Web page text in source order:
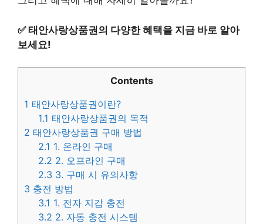
✅태안사랑상품권의 다양한 혜택을 지금 바로 알아
보세요!
Contents
1 태안사랑상품권이란?
1.1 태안사랑상품권의 목적
2 태안사랑상품권 구매 방법
2.1 1. 온라인 구매
2.2 2. 오프라인 구매
2.3 3. 구매 시 유의사항
3 충전 방법
3.1 1. 전자 지갑 충전
3.2 2. 자동 충전 시스템